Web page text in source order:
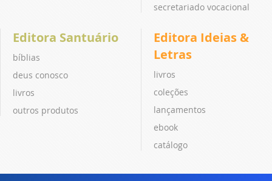
secretariado vocacional
Editora Santuário
bíblias
deus conosco
livros
outros produtos
Editora Ideias &
Letras
livros
coleções
lançamentos
ebook
catálogo